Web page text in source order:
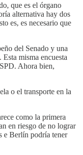
que es el órgano
alternativa hay dos
es, es necesario que
del Senado y una
. Esta misma encuesta
Ahora bien,
o el transporte en la
como la primera
en riesgo de no lograr
e Berlín podría tener